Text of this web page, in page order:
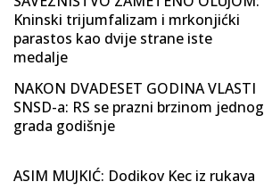
Kninski trijumfalizam i mrkonjićki
parastos kao dvije strane iste
medalje
NAKON DVADESET GODINA VLASTI
SNSD-a: RS se prazni brzinom jednog
grada godišnje
ASIM MUJKIĆ: Dodikov Kec iz rukava